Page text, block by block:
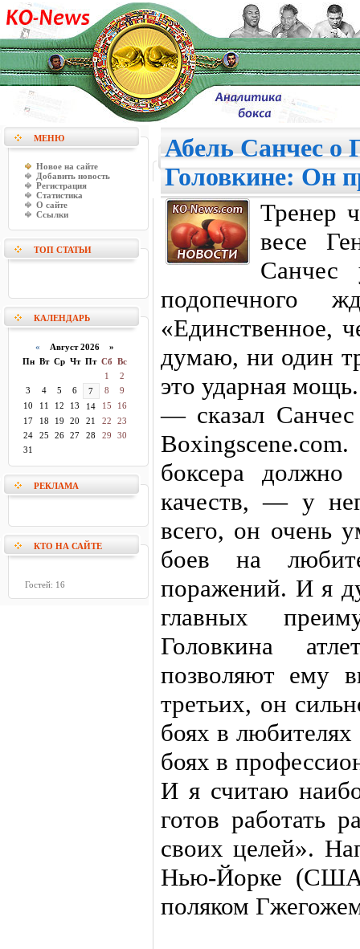
МЕНЮ
Новое на сайте
Добавить новость
Регистрация
Статистика
О сайте
Ссылки
ТОП СТАТЬИ
КАЛЕНДАРЬ
« Август 2026 »
Пн Вт Ср Чт Пт Сб Вс
1
2
3
4 5 6 7 8
9
10
11 12 13 14 15
16
17
18 19 20 21 22
23
24
25 26 27 28 29
30
31
РЕКЛАМА
КТО НА САЙТЕ
Гостей: 16
Абель Санчес о
Головкине: Он
Тренер
весе
Санчес
подопечного
«Единственное,
думаю, ни один
это ударная
— сказал
боксера
качеств, — у
всего, он очень
боев на
поражений. И я
главных
Головкина
позволяют ему
третьих, он
боях в
боях в
И я считаю
готов работать
своих целей».
Нью-Йорке
поляком